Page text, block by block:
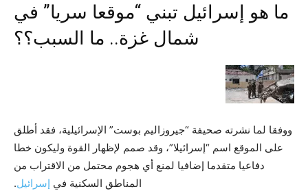
ما هو إسرائيل تبني “موقعا سريا” في
شمال غزة.. ما السبب؟؟
ووفقا لما نشرته صحيفة “جيروزاليم بوست” الإسرائيلية، فقد أطلق
على الموقع اسم “إسرائيلا”، وقد صمم لإظهار القوة وليكون خطا
دفاعيا متقدما إضافيا لمنع أي هجوم محتمل من الاقتراب من
المناطق السكنية في إسرائيل.